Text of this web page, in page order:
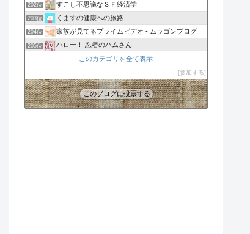
202位 すこし不思議なＳＦ経済学
203位 くますの健康への旅路
204位 家族が見てるプライムビデオ - ムラゴンブログ
205位 ハロー！ 忍者のハムさん
amamayaunduy | 自我でか本舗
このカテゴリを全て表示
参加する
このブログに投票する